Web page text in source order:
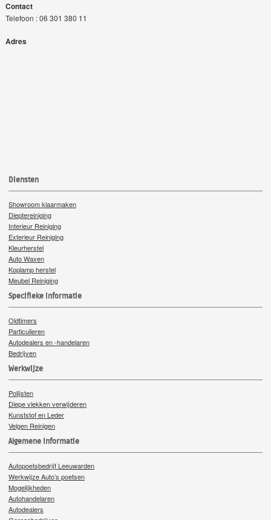
Contact
Telefoon : 06 301 380 11
Adres
Diensten
Showroom klaarmaken
Dieptereiniging
Interieur Reiniging
Exterieur Reiniging
Kleurherstel
Auto Waxen
Koplamp herstel
Meubel Reiniging
Specifieke Informatie
Oldtimers
Particulieren
Autodealers en -handelaren
Bedrijven
Werkwijze
Polijsten
Diepe vlekken verwijderen
Kunststof en Leder
Velgen Reinigen
Algemene informatie
Autopoetsbedrijf Leeuwarden
Werkwijze Auto’s poetsen
Mogelijkheden
Autohandelaren
Autodealers